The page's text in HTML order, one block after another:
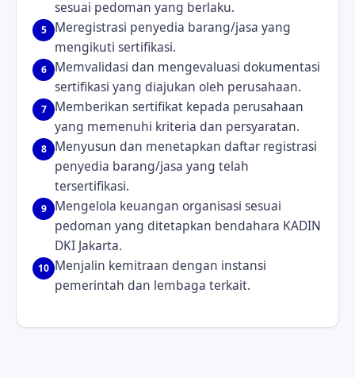
sesuai pedoman yang berlaku.
5
Meregistrasi penyedia barang/jasa yang
mengikuti sertifikasi.
6
Memvalidasi dan mengevaluasi dokumentasi
sertifikasi yang diajukan oleh perusahaan.
7
Memberikan sertifikat kepada perusahaan
yang memenuhi kriteria dan persyaratan.
8
Menyusun dan menetapkan daftar registrasi
penyedia barang/jasa yang telah
tersertifikasi.
9
Mengelola keuangan organisasi sesuai
pedoman yang ditetapkan bendahara KADIN
DKI Jakarta.
10 Menjalin kemitraan dengan instansi
pemerintah dan lembaga terkait.